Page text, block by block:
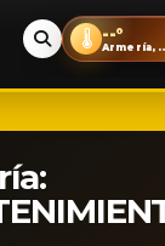
🌡️ --°